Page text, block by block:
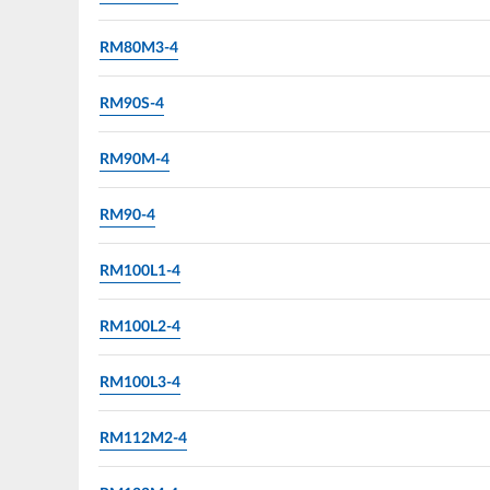
RM80M3-4
RM90S-4
RM90M-4
RM90-4
RM100L1-4
RM100L2-4
RM100L3-4
RM112M2-4